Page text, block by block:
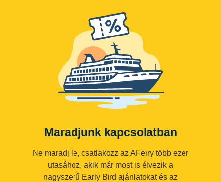
Maradjunk kapcsolatban
Ne maradj le, csatlakozz az AFerry több ezer
utasához, akik már most is élvezik a
nagyszerű Early Bird ajánlatokat és az